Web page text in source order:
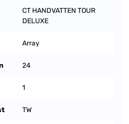
CT HANDVATTEN TOUR
DELUXE
Array
24
1
TW